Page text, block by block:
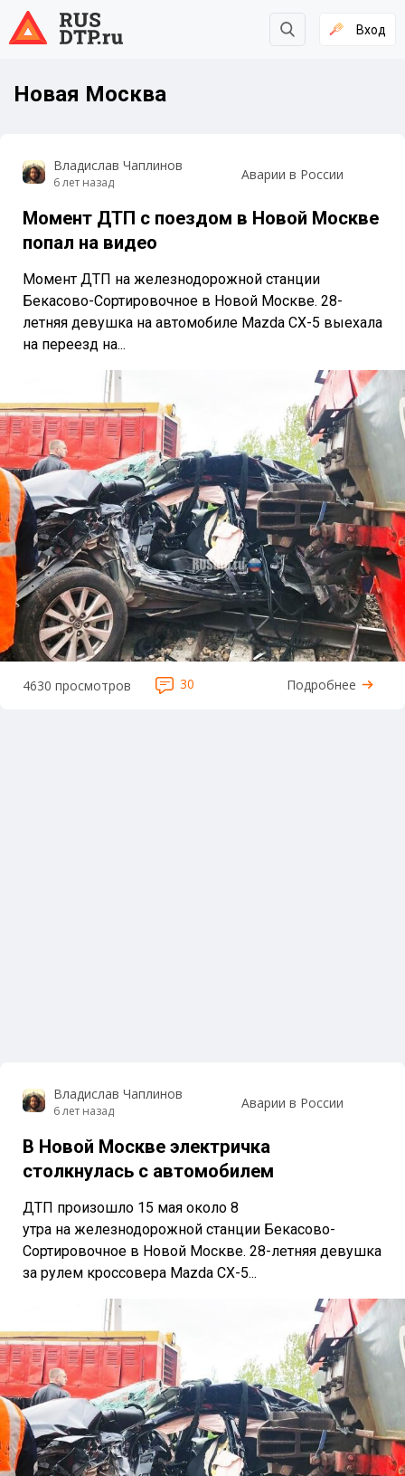
Вход
Новая Москва
Владислав Чаплинов
6 лет назад Аварии в России
Момент ДТП с поездом в Новой Москве
попал на видео
Момент ДТП на железнодорожной станции
Бекасово-Сортировочное в Новой Москве. 28-
летняя девушка на автомобиле Mazda CX-5 выехала
на переезд на...
4630 просмотров 30 Подробнее
Владислав Чаплинов
6 лет назад Аварии в России
В Новой Москве электричка
столкнулась с автомобилем
ДТП произошло 15 мая около 8
утра на железнодорожной станции Бекасово-
Сортировочное в Новой Москве. 28-летняя девушка
за рулем кроссовера Mazda CX-5...